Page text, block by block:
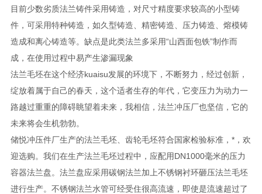
目前少数劣质法兰铸件采用铸造，对尺寸精度要求较高的小型铸
件，可采用特种铸造，如久型铸造、精密铸造、压力铸造、熔模铸
造成和离心铸造等。缺点是此类法兰多采用“山西面包铁”制作而
成，在使用过程中易产生渗漏现象
法兰毛坯在这个经济kuaisu发展的环境下，不断努力，经过创新，
绽放着属于自己的春天，这个适者生存的年代，它变压力为动力一
路越过重重的障碍眺望着未来，我相信，法兰冲压厂也坚信，它的
未来将会生机勃勃。
储悦冲压件厂生产的法兰毛坯、齿轮毛坯符合国家检验标准，*，欢
迎选购。我们在生产法兰毛坯过程中，应配用DN1000毫米的压力
容器法兰盘。法兰盘应采用碳钢法兰加上不锈钢衬环砸压法兰毛坯
进行生产。不锈钢法兰水管可经受住很高流速，即使是流速超过了